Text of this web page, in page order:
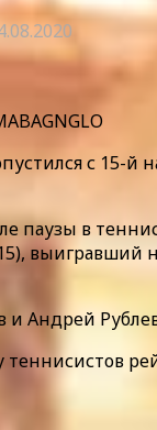
с
паузы в
Андрей